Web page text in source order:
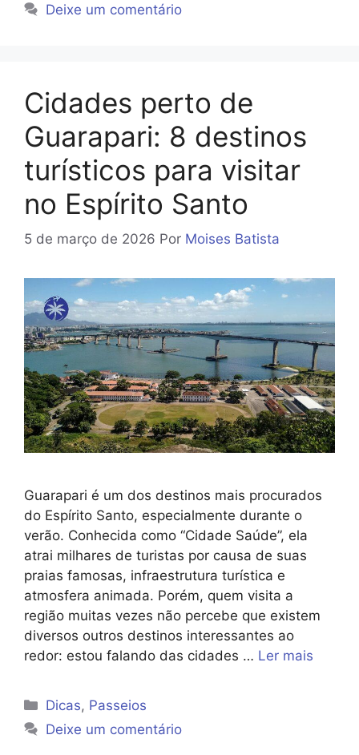
Deixe um comentário
Cidades perto de
Guarapari: 8 destinos
turísticos para visitar
no Espírito Santo
5 de março de 2026 Por Moises Batista
Guarapari é um dos destinos mais procurados
do Espírito Santo, especialmente durante o
verão. Conhecida como “Cidade Saúde”, ela
atrai milhares de turistas por causa de suas
praias famosas, infraestrutura turística e
atmosfera animada. Porém, quem visita a
região muitas vezes não percebe que existem
diversos outros destinos interessantes ao
redor: estou falando das cidades … Ler mais
Categorias
Dicas, Passeios
Deixe um comentário